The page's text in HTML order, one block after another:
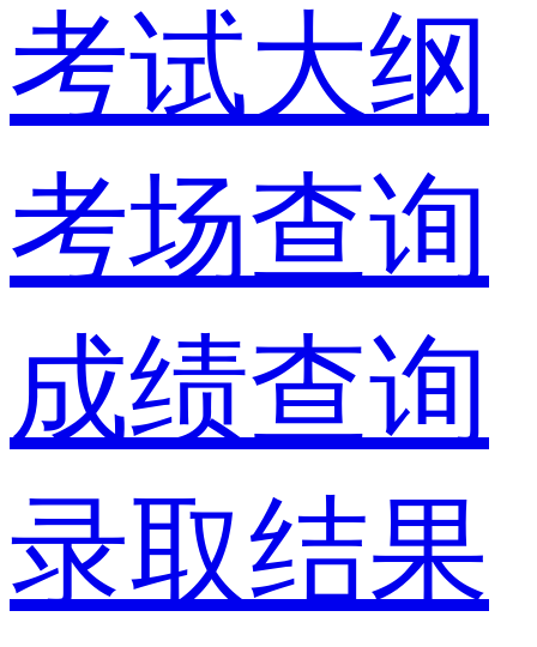
考试大纲
考场查询
成绩查询
录取结果